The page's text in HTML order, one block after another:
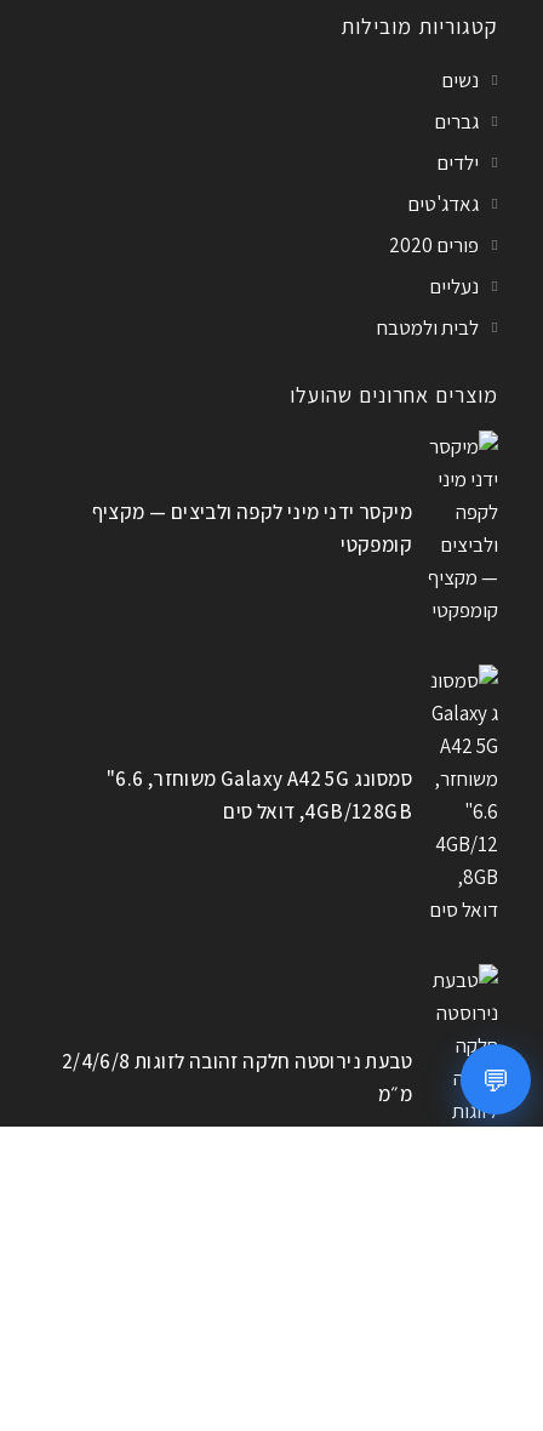
קטגוריות מובילות
נשים
גברים
ילדים
גאדג'טים
פורים 2020
נעליים
לבית ולמטבח
מוצרים אחרונים שהועלו
מיקסר ידני מיני לקפה ולביצים — מקציף
קומפקטי
סמסונג Galaxy A42 5G משוחזר, 6.6"
4GB/128GB, דואל סים
טבעת נירוסטה חלקה זהובה לזוגות 2/4/6/8
מ״מ
💬